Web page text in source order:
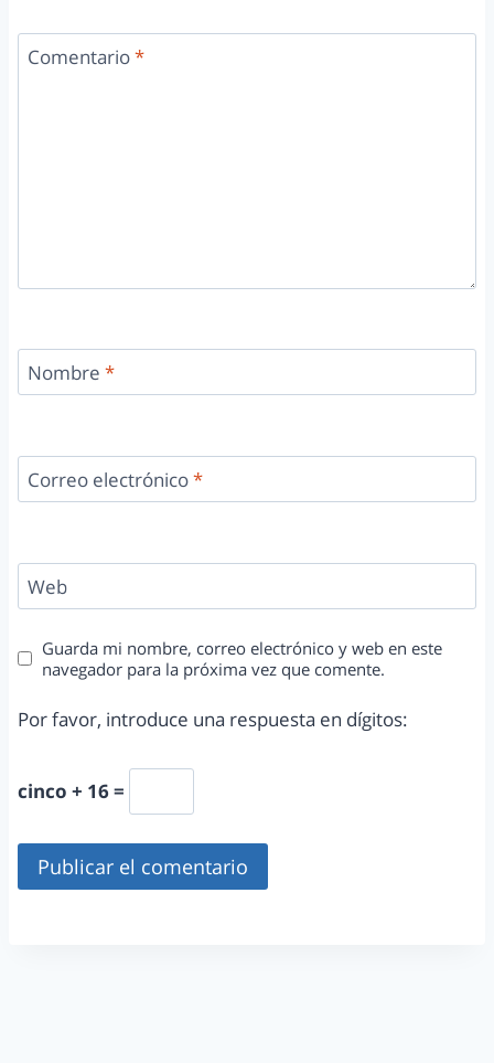
Comentario*
Nombre *
Correo electrónico*
Web
Guarda mi nombre, correo electrónico y web en este
navegador para la próxima vez que comente.
Por favor, introduce una respuesta en dígitos:
cinco + 16 =